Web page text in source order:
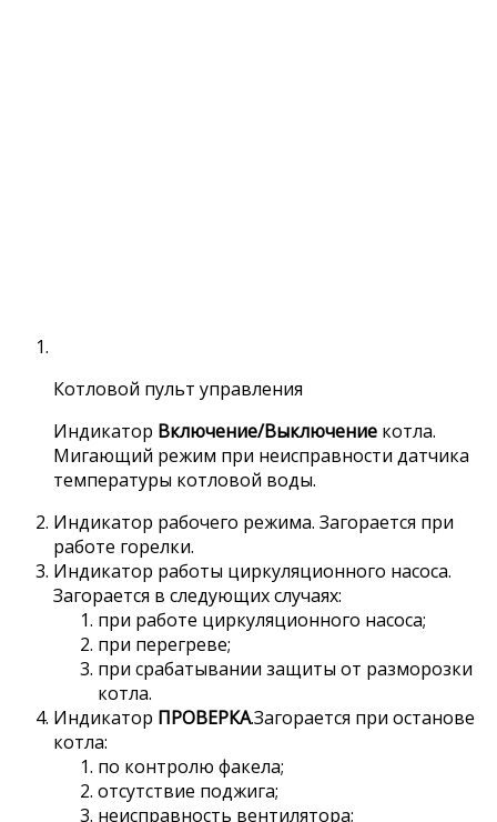
Котловой пульт управления
Индикатор Включение/Выключение котла.
Мигающий режим при неисправности датчика
температуры котловой воды.
Индикатор рабочего режима. Загорается при
работе горелки.
Индикатор работы циркуляционного насоса.
Загорается в следующих случаях:
при работе циркуляционного насоса;
при перегреве;
при срабатывании защиты от разморозки
котла.
Индикатор ПРОВЕРКА.Загорается при останове
котла:
по контролю факела;
отсутствие поджига;
неисправность вентилятора;